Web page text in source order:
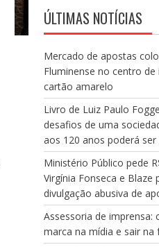
ÚLTIMAS NOTÍCIAS
Mercado de apostas
Fluminense no centro
cartão amarelo
Livro de Luiz Paulo
desafios de uma
aos 120 anos poderá ser
Ministério Público pede
Virgínia Fonseca e Blaze
divulgação abusiva de
Assessoria de imprensa:
marca na mídia e sair na